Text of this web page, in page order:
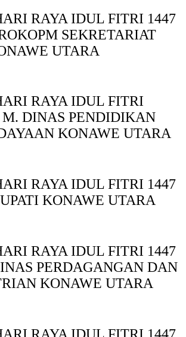
RAYA IDUL FITRI 1447
SEKRETARIAT
UTARA
RAYA IDUL FITRI
M. DINAS PENDIDIKAN
KONAWE UTARA
RAYA IDUL FITRI 1447
KONAWE UTARA
RAYA IDUL FITRI 1447
PERDAGANGAN DAN
KONAWE UTARA